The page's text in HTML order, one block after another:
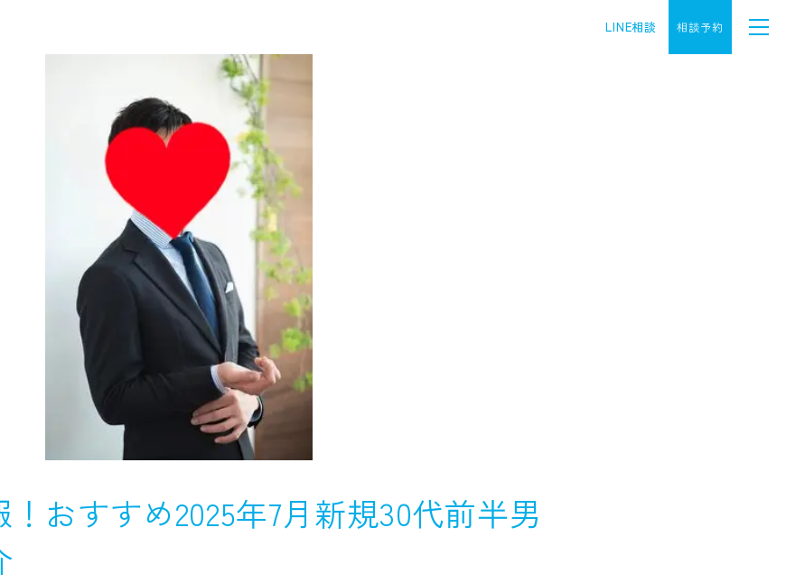
LINE相談 相談予約
おすすめ2025年7月新規30代前半男